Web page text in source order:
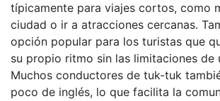
típicamente para viajes cortos, como
ciudad o ir a atracciones cercanas.
opción popular para los turistas que
su propio ritmo sin las limitaciones de
Muchos conductores de tuk-tuk
poco de inglés, lo que facilita la